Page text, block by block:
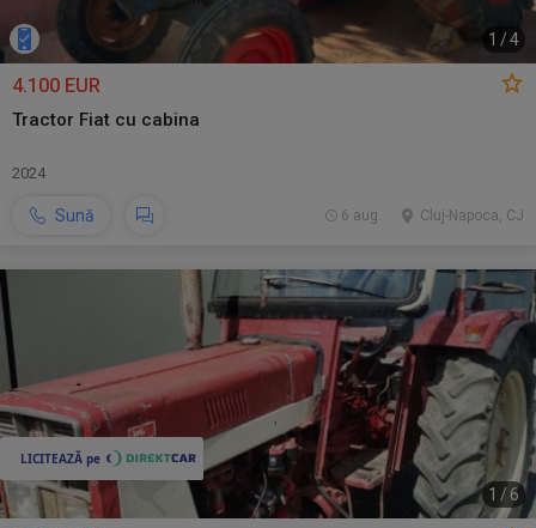
1 /4
4.100 EUR
Tractor Fiat cu cabina
2024
Sună Cluj-Napoca, CJ
6 aug.
1 / 6